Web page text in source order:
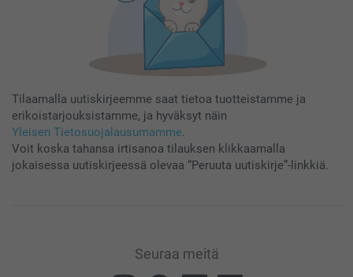
Tilaamalla uutiskirjeemme saat tietoa tuotteistamme ja
erikoistarjouksistamme, ja hyväksyt näin
Yleisen Tietosuojalausumamme.
Voit koska tahansa irtisanoa tilauksen klikkaamalla
jokaisessa uutiskirjeessä olevaa “Peruuta uutiskirje”-linkkiä.
Seuraa meitä